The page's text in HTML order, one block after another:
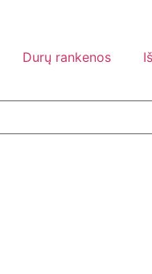
Durų rankenos